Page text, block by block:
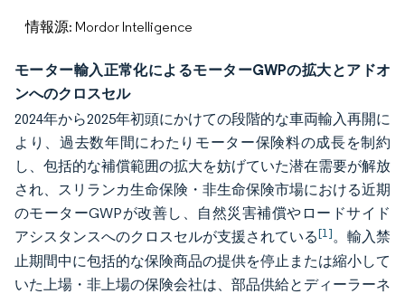
情報源: Mordor Intelligence
モーター輸入正常化によるモーターGWPの拡大とアドオ
ンへのクロスセル
2024年から2025年初頭にかけての段階的な車両輸入再開に
より、過去数年間にわたりモーター保険料の成長を制約
し、包括的な補償範囲の拡大を妨げていた潜在需要が解放
され、スリランカ生命保険・非生命保険市場における近期
のモーターGWPが改善し、自然災害補償やロードサイド
アシスタンスへのクロスセルが支援されている[1]。輸入禁
止期間中に包括的な保険商品の提供を停止または縮小して
いた上場・非上場の保険会社は、部品供給とディーラーネ